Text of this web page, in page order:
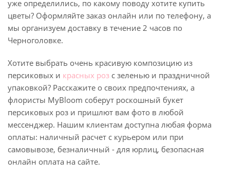
уже определились, по какому поводу хотите купить
цветы? Оформляйте заказ онлайн или по телефону, а
мы организуем доставку в течение 2 часов по
Черноголовке.
Хотите выбрать очень красивую композицию из
персиковых и красных роз с зеленью и праздничной
упаковкой? Расскажите о своих предпочтениях, а
флористы MyBloom соберут роскошный букет
персиковых роз и пришлют вам фото в любой
мессенджер. Нашим клиентам доступна любая форма
оплаты: наличный расчет с курьером или при
самовывозе, безналичный - для юрлиц, безопасная
онлайн оплата на сайте.